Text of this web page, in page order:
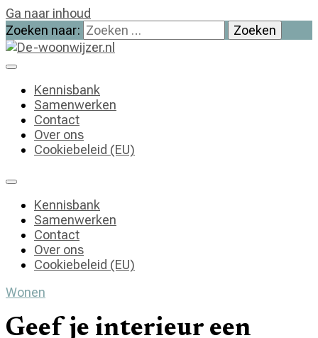
Ga naar inhoud
Zoeken naar:
Kennisbank
Samenwerken
Contact
Over ons
Cookiebeleid (EU)
Kennisbank
Samenwerken
Contact
Over ons
Cookiebeleid (EU)
Wonen
Geef je interieur een